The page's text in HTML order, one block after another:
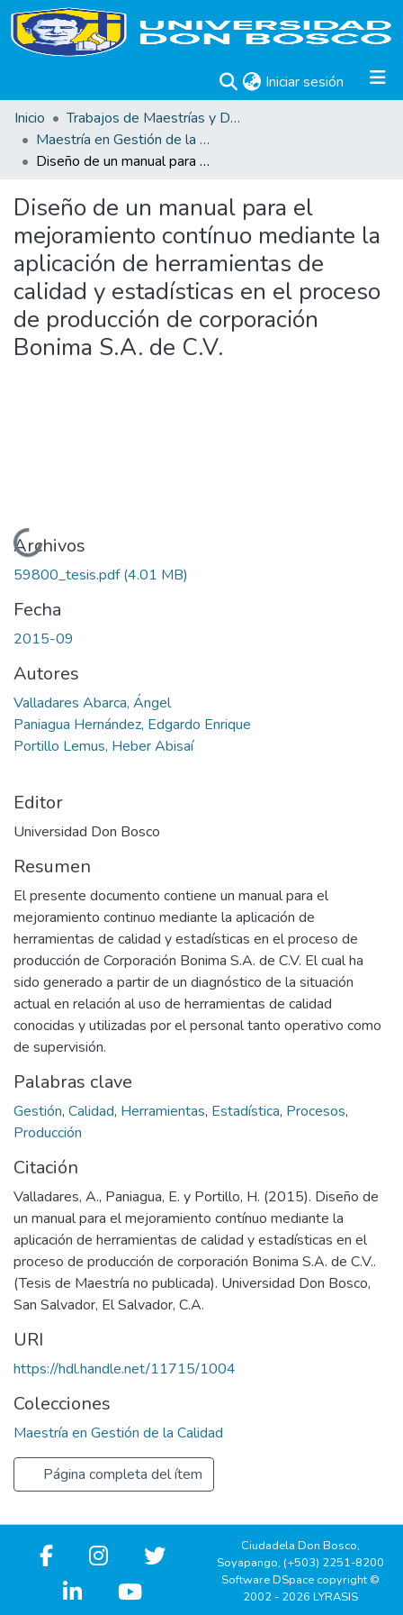
Iniciar sesión (current)
Inicio
Trabajos de Maestrías y Doctorados
Maestría en Gestión de la Calidad
Diseño de un manual para el mejoramiento contínuo mediante la aplicación de herramientas de calidad y estadísticas en el proceso de producción de corporación Bonima S.A. de C.V.
Diseño de un manual para el
mejoramiento contínuo mediante la
aplicación de herramientas de
calidad y estadísticas en el proceso
de producción de corporación
Bonima S.A. de C.V.
Cargando...
Archivos
59800_tesis.pdf(4.01 MB)
Fecha
2015-09
Autores
Valladares Abarca, Ángel
Paniagua Hernández, Edgardo Enrique
Portillo Lemus, Heber Abisaí
Editor
Universidad Don Bosco
Resumen
El presente documento contiene un manual para el
mejoramiento continuo mediante la aplicación de
herramientas de calidad y estadísticas en el proceso de
producción de Corporación Bonima S.A. de C.V. El cual ha
sido generado a partir de un diagnóstico de la situación
actual en relación al uso de herramientas de calidad
conocidas y utilizadas por el personal tanto operativo como
de supervisión.
Palabras clave
Gestión, Calidad, Herramientas, Estadística, Procesos,
Producción
Citación
Valladares, A., Paniagua, E. y Portillo, H. (2015). Diseño de
un manual para el mejoramiento contínuo mediante la
aplicación de herramientas de calidad y estadísticas en el
proceso de producción de corporación Bonima S.A. de C.V..
(Tesis de Maestría no publicada). Universidad Don Bosco,
San Salvador, El Salvador, C.A.
URI
https://hdl.handle.net/11715/1004
Colecciones
Maestría en Gestión de la Calidad
Página completa del ítem
Ciudadela Don Bosco,
Soyapango, (+503) 2251-8200
Software DSpace copyright ©
2002 - 2026 LYRASIS